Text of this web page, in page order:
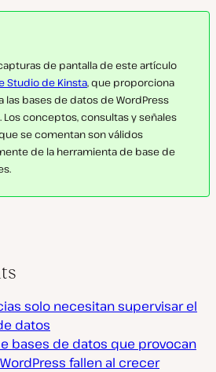
de pantalla de este artículo
Studio de Kinsta, que proporciona
las bases de datos de WordPress
Los conceptos, consultas y señales
se comentan son válidos
de la herramienta de base de
solo necesitan supervisar el
datos
bases de datos que provocan
fallen al crecer